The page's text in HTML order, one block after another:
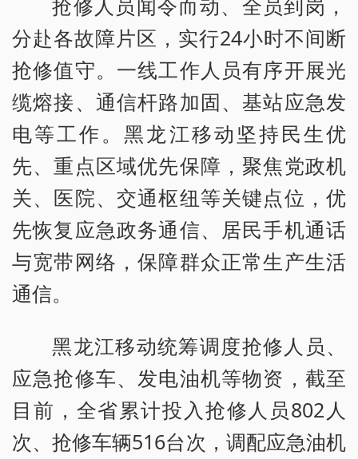
抢修人员闻令而动、全员到岗，
分赴各故障片区，实行24小时不间断
抢修值守。一线工作人员有序开展光
缆熔接、通信杆路加固、基站应急发
电等工作。黑龙江移动坚持民生优
先、重点区域优先保障，聚焦党政机
关、医院、交通枢纽等关键点位，优
先恢复应急政务通信、居民手机通话
与宽带网络，保障群众正常生产生活
通信。
黑龙江移动统筹调度抢修人员、
应急抢修车、发电油机等物资，截至
目前，全省累计投入抢修人员802人
次、抢修车辆516台次，调配应急油机